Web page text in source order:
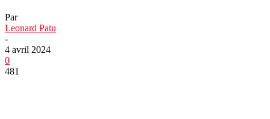
Par
Leonard Patu
-
4 avril 2024
0
481